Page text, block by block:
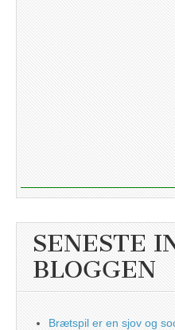
SENESTE
BLOGGEN
Brætspil er en sjov og